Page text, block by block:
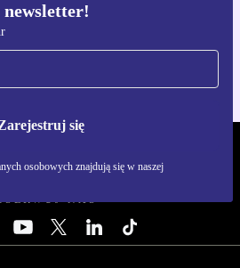
newsletter!
się
osobowych znajdują się w naszej
aplikację refurbed
iOS i Android
NAS